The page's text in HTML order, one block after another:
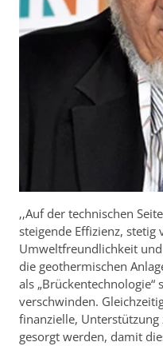
‚‚Auf der technischen
steigende Effizienz, stetig
Umweltfreundlichkeit
die geothermischen
als „Brückentechnologie“
verschwinden.
finanzielle,
gesorgt werden, damit